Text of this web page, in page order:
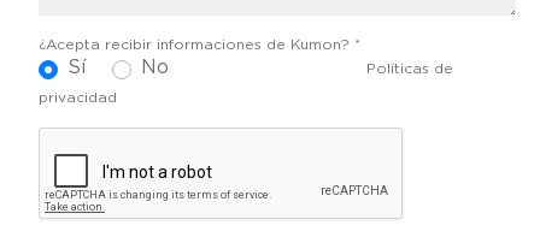
¿Acepta recibir informaciones de Kumon? *
Sí No
Políticas de
privacidad